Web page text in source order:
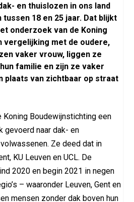
en thuislozen in ons land
18 en 25 jaar. Dat blijkt
onderzoek van de Koning
vergelijking met de oudere,
vaker vrouw, liggen ze
familie en zijn ze vaker
plaats van zichtbaar op straat
Boudewijnstichting een
gevoerd naar dak- en
Ze deed dat in
KU Leuven en UCL. De
2020 en begin 2021 in negen
– waaronder Leuven, Gent en
mensen zonder dak boven hun